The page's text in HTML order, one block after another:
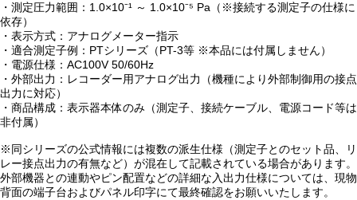
・測定圧力範囲：1.0×10⁻¹ ～ 1.0×10⁻⁵ Pa（※接続する測定子の仕様に
依存）
・表示方式：アナログメーター指示
・適合測定子例：PTシリーズ（PT-3等 ※本品には付属しません）
・電源仕様：AC100V 50/60Hz
・外部出力：レコーダー用アナログ出力（機種により外部制御用の接点
出力に対応）
・商品構成：表示器本体のみ（測定子、接続ケーブル、電源コード等は
非付属）
※同シリーズの公式情報には複数の派生仕様（測定子とのセット品、リ
レー接点出力の有無など）が混在して記載されている場合があります。
外部機器との連動やピン配置などの詳細な入出力仕様については、現物
背面の端子台およびパネル印字にて最終確認をお願いいたします。